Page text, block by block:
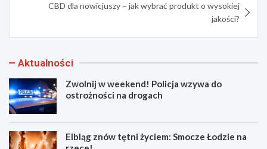
CBD dla nowicjuszy – jak wybrać produkt o wysokiej
jakości?
Aktualności
Zwolnij w weekend! Policja wzywa do
ostrożności na drogach
Elbląg znów tętni życiem: Smocze Łodzie na